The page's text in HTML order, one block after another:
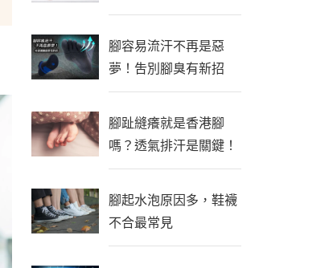
腳容易流汗不再是惡
夢！吿別腳臭有新招
腳趾縫癢就是香港腳
嗎？透氣排汗是關鍵！
腳起水泡原因多，鞋襪
不合最常見